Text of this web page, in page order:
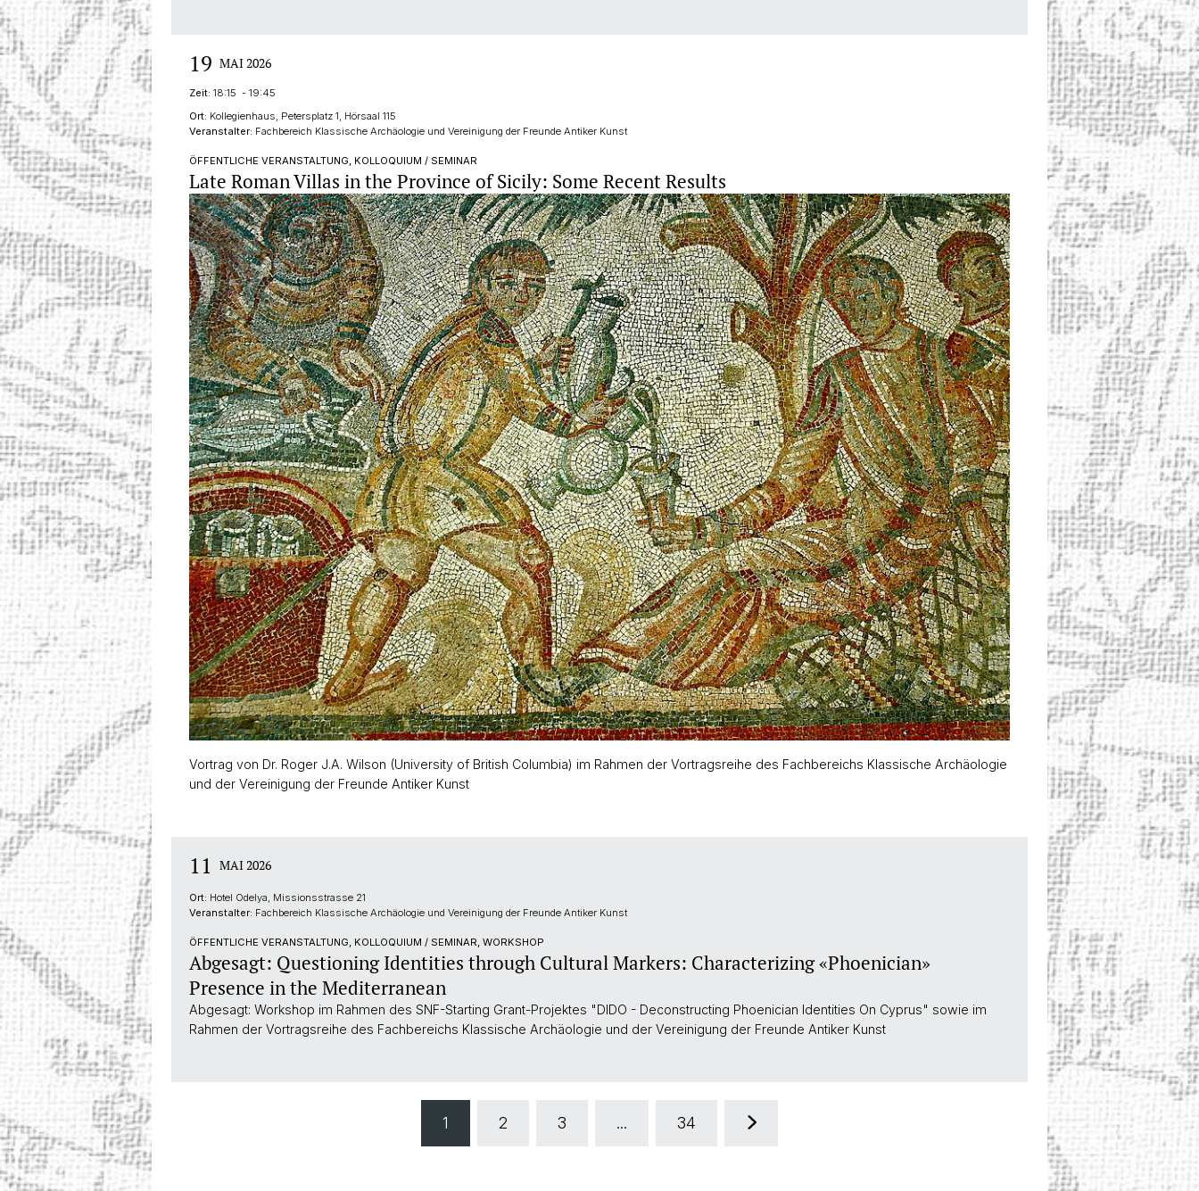
19 MAI 2026
Zeit: 18:15 - 19:45
Ort: Kollegienhaus, Petersplatz 1, Hörsaal 115
Veranstalter: Fachbereich Klassische Archäologie und Vereinigung der Freunde Antiker Kunst
ÖFFENTLICHE VERANSTALTUNG, KOLLOQUIUM / SEMINAR
Late Roman Villas in the Province of Sicily: Some Recent Results
Vortrag von Dr. Roger J.A. Wilson (University of British Columbia) im Rahmen der Vortragsreihe des Fachbereichs Klassische Archäologie
und der Vereinigung der Freunde Antiker Kunst
11 MAI 2026
Ort: Hotel Odelya, Missionsstrasse 21
Veranstalter: Fachbereich Klassische Archäologie und Vereinigung der Freunde Antiker Kunst
ÖFFENTLICHE VERANSTALTUNG, KOLLOQUIUM / SEMINAR, WORKSHOP
Abgesagt: Questioning Identities through Cultural Markers: Characterizing «Phoenician»
Presence in the Mediterranean
Abgesagt: Workshop im Rahmen des SNF-Starting Grant-Projektes "DIDO - Deconstructing Phoenician Identities On Cyprus" sowie im
Rahmen der Vortragsreihe des Fachbereichs Klassische Archäologie und der Vereinigung der Freunde Antiker Kunst
1 2 3 ... 34